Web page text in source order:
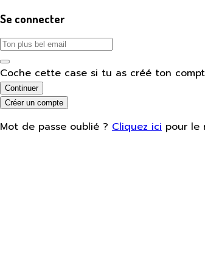
Se connecter
Coche cette case si tu as créé ton
Continuer
Créer un compte
Mot de passe oublié ? Cliquez ici pour le